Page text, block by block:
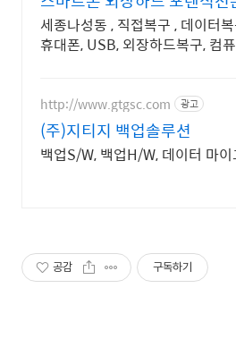
세종나성동 , 직접복구 , 데이터
휴대폰, USB, 외장하드복구, 컴
http://www.gtgsc.com 광고
(주)지티지 백업솔루션
백업S/W, 백업H/W, 데이터 마
공감 구독하기